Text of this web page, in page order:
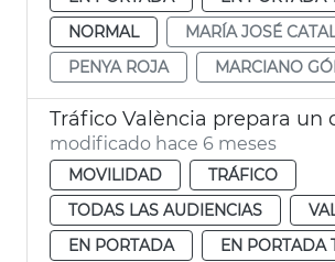
NORMAL
MARÍA JOSÉ
PENYA ROJA
MARCIANO
modificado hace 6 meses
MOVILIDAD
TRÁFICO
TODAS LAS AUDIENCIAS
EN PORTADA
EN PORTADA